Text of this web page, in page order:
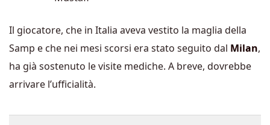
Il giocatore, che in Italia aveva vestito la maglia della
Samp e che nei mesi scorsi era stato seguito dal Milan,
ha già sostenuto le visite mediche. A breve, dovrebbe
arrivare l’ufficialità.